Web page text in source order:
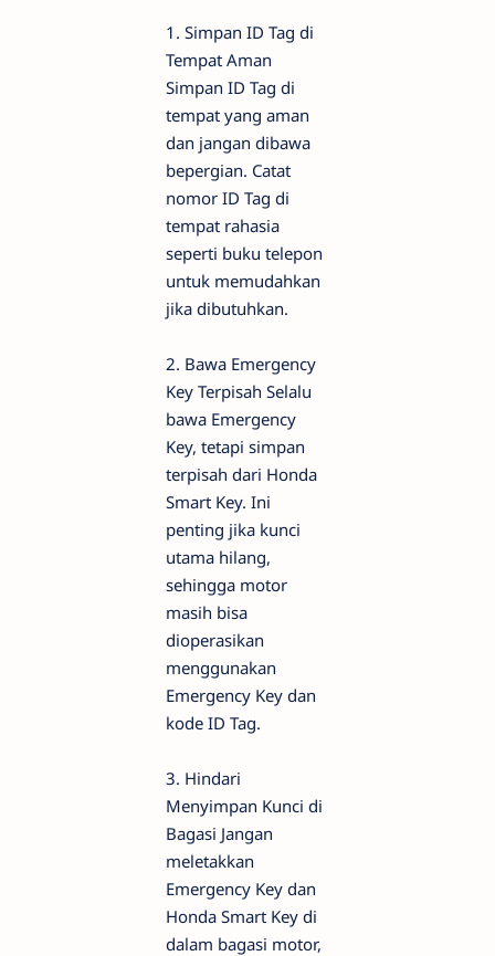
1. Simpan ID Tag di
Tempat Aman
Simpan ID Tag di
tempat yang aman
dan jangan dibawa
bepergian. Catat
nomor ID Tag di
tempat rahasia
seperti buku telepon
untuk memudahkan
jika dibutuhkan.
2. Bawa Emergency
Key Terpisah Selalu
bawa Emergency
Key, tetapi simpan
terpisah dari Honda
Smart Key. Ini
penting jika kunci
utama hilang,
sehingga motor
masih bisa
dioperasikan
menggunakan
Emergency Key dan
kode ID Tag.
3. Hindari
Menyimpan Kunci di
Bagasi Jangan
meletakkan
Emergency Key dan
Honda Smart Key di
dalam bagasi motor,